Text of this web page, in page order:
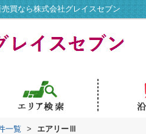
買なら株式会社グレイスセブン
一覧 > エアリーⅢ